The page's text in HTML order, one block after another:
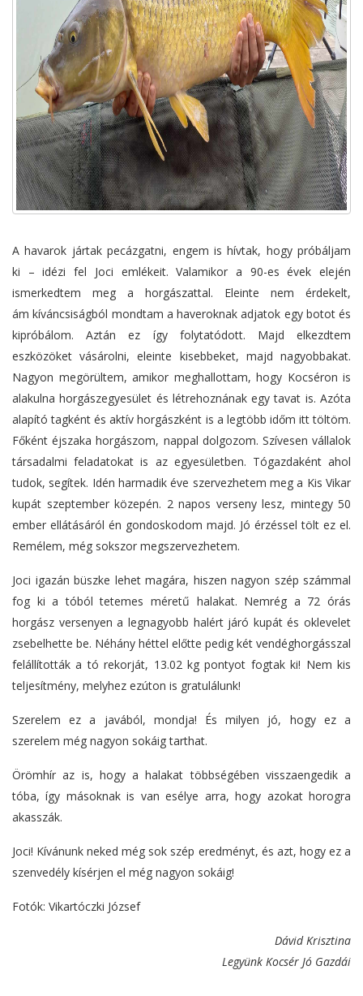
A havarok jártak pecázgatni, engem is hívtak, hogy próbáljam
ki – idézi fel Joci emlékeit. Valamikor a 90-es évek elején
ismerkedtem meg a horgászattal. Eleinte nem érdekelt,
ám kíváncsiságból mondtam a haveroknak adjatok egy botot és
kipróbálom. Aztán ez így folytatódott. Majd elkezdtem
eszközöket vásárolni, eleinte kisebbeket, majd nagyobbakat.
Nagyon megörültem, amikor meghallottam, hogy Kocséron is
alakulna horgászegyesület és létrehoznának egy tavat is. Azóta
alapító tagként és aktív horgászként is a legtöbb időm itt töltöm.
Főként éjszaka horgászom, nappal dolgozom. Szívesen vállalok
társadalmi feladatokat is az egyesületben. Tógazdaként ahol
tudok, segítek. Idén harmadik éve szervezhetem meg a Kis Vikar
kupát szeptember közepén. 2 napos verseny lesz, mintegy 50
ember ellátásáról én gondoskodom majd. Jó érzéssel tölt ez el.
Remélem, még sokszor megszervezhetem.
Joci igazán büszke lehet magára, hiszen nagyon szép számmal
fog ki a tóból tetemes méretű halakat. Nemrég a 72 órás
horgász versenyen a legnagyobb halért járó kupát és oklevelet
zsebelhette be. Néhány héttel előtte pedig két vendéghorgásszal
felállították a tó rekorját, 13.02 kg pontyot fogtak ki! Nem kis
teljesítmény, melyhez ezúton is gratulálunk!
Szerelem ez a javából, mondja! És milyen jó, hogy ez a
szerelem még nagyon sokáig tarthat.
Örömhír az is, hogy a halakat többségében visszaengedik a
tóba, így másoknak is van esélye arra, hogy azokat horogra
akasszák.
Joci! Kívánunk neked még sok szép eredményt, és azt, hogy ez a
szenvedély kísérjen el még nagyon sokáig!
Fotók: Vikartóczki József
Dávid Krisztina
Legyünk Kocsér Jó Gazdái